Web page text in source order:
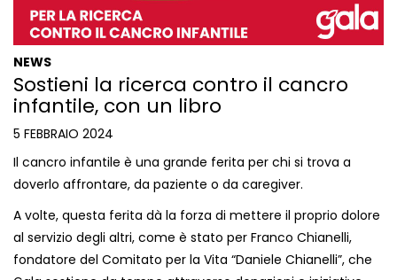
NEWS
Sostieni la ricerca contro il cancro
infantile, con un libro
5 FEBBRAIO 2024
Il cancro infantile è una grande ferita per chi si trova a
doverlo affrontare, da paziente o da caregiver.
A volte, questa ferita dà la forza di mettere il proprio dolore
al servizio degli altri, come è stato per Franco Chianelli,
fondatore del Comitato per la Vita “Daniele Chianelli”, che